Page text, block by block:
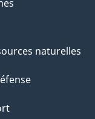
naturelles